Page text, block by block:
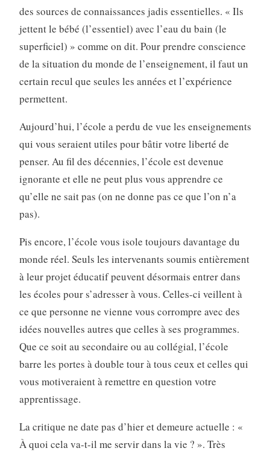
des sources de connaissances jadis essentielles. « Ils
jettent le bébé (l’essentiel) avec l’eau du bain (le
superficiel) » comme on dit. Pour prendre conscience
de la situation du monde de l’enseignement, il faut un
certain recul que seules les années et l’expérience
permettent.
Aujourd’hui, l’école a perdu de vue les enseignements
qui vous seraient utiles pour bâtir votre liberté de
penser. Au fil des décennies, l’école est devenue
ignorante et elle ne peut plus vous apprendre ce
qu’elle ne sait pas (on ne donne pas ce que l’on n’a
pas).
Pis encore, l’école vous isole toujours davantage du
monde réel. Seuls les intervenants soumis entièrement
à leur projet éducatif peuvent désormais entrer dans
les écoles pour s’adresser à vous. Celles-ci veillent à
ce que personne ne vienne vous corrompre avec des
idées nouvelles autres que celles à ses programmes.
Que ce soit au secondaire ou au collégial, l’école
barre les portes à double tour à tous ceux et celles qui
vous motiveraient à remettre en question votre
apprentissage.
La critique ne date pas d’hier et demeure actuelle : «
À quoi cela va-t-il me servir dans la vie ? ». Très